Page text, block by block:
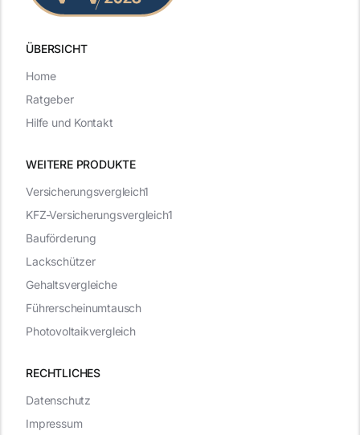
ÜBERSICHT
WEITERE PRODUKTE
RECHTLICHES
Datenschutz
Impressum
Versicherungsvergleich1
KFZ-Versicherungsvergleich1
Bauförderung
Lackschützer
Gehaltsvergleiche
Führerscheinumtausch
Photovoltaikvergleich
Home
Ratgeber
Hilfe und Kontakt